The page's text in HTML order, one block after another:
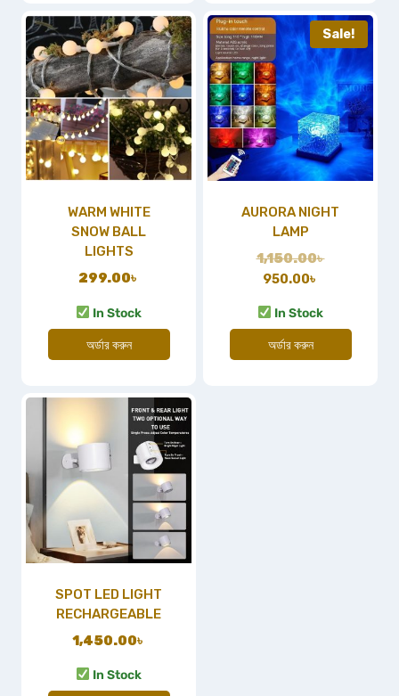
WARM WHITE
SNOW BALL
LIGHTS
299.00৳
In Stock
অর্ডার করুন
Sale!
AURORA NIGHT
LAMP
1,150.00৳
950.00৳
In Stock
অর্ডার করুন
SPOT LED LIGHT
RECHARGEABLE
1,450.00৳
In Stock